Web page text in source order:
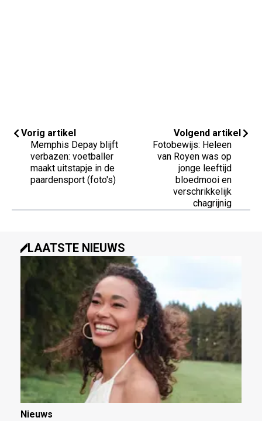
Vorig artikel
Memphis Depay blijft
verbazen: voetballer
maakt uitstapje in de
paardensport (foto's)
Volgend artikel
Fotobewijs: Heleen
van Royen was op
jonge leeftijd
bloedmooi en
verschrikkelijk
chagrijnig
LAATSTE NIEUWS
Nieuws